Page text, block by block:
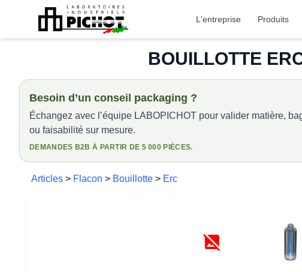
L'entreprise Produits
BOUILLOTTE
Besoin d’un conseil packaging ?
Échangez avec l’équipe LABOPICHOT pour valider matière,
ou faisabilité sur mesure.
DEMANDES B2B À PARTIR DE 5 000 PIÈCES.
Articles > Flacon > Bouillotte > Erc